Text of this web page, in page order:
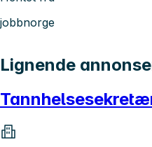
jobbnorge
Lignende